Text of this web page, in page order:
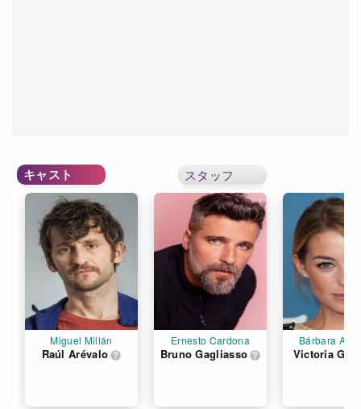
スタッフ
キャスト
Miguel Millán
Raúl Arévalo
Ernesto Cardona
Bruno Gagliasso
Bárbara
Victoria